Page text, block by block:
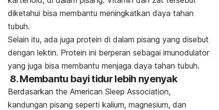
diketahui bisa membantu meningkatkan daya tahan
tubuh.
Selain itu, ada juga protein di dalam pisang yang disebut
dengan lektin. Protein ini berperan sebagai imunodulator
yang juga bisa membantu menjaga daya tahan tubuh.
8. Membantu bayi tidur lebih nyenyak
Berdasarkan the American Sleep Association,
kandungan pisang seperti kalium, magnesium, dan